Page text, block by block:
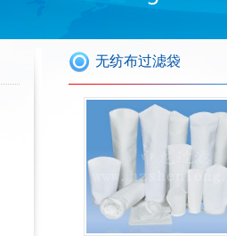
无纺布过滤袋